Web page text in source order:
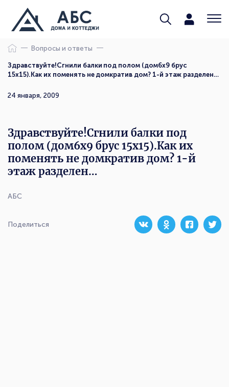
Вопросы и ответы
Здравствуйте!Сгнили балки под полом (дом6х9 брус
15х15).Как их поменять не домкратив дом? 1-й этаж разделен…
АБС
24 января, 2009
Здравствуйте!Сгнили балки под
полом (дом6х9 брус 15х15).Как их
поменять не домкратив дом? 1-й
этаж разделен…
Поделиться